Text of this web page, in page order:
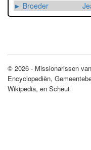
► Broeder
© 2026 - Missionarissen
Encyclopediën,
Wikipedia, en Scheut